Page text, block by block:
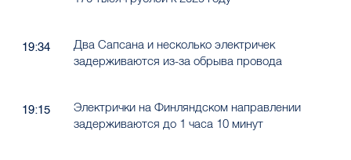
Два Сапсана и несколько электричек
Электрички на Финляндском направлении